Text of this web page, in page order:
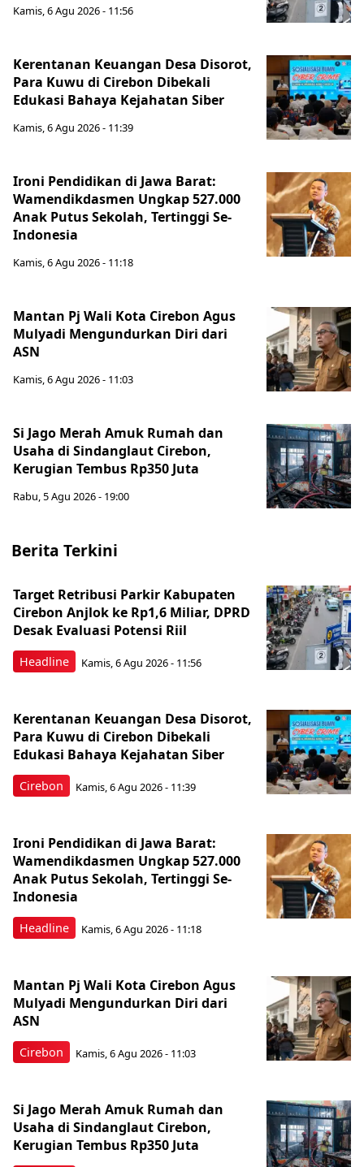
Kamis, 6 Agu 2026 - 11:56
Kerentanan Keuangan Desa Disorot,
Para Kuwu di Cirebon Dibekali
Edukasi Bahaya Kejahatan Siber
Kamis, 6 Agu 2026 - 11:39
Ironi Pendidikan di Jawa Barat:
Wamendikdasmen Ungkap 527.000
Anak Putus Sekolah, Tertinggi Se-
Indonesia
Kamis, 6 Agu 2026 - 11:18
Mantan Pj Wali Kota Cirebon Agus
Mulyadi Mengundurkan Diri dari
ASN
Kamis, 6 Agu 2026 - 11:03
Si Jago Merah Amuk Rumah dan
Usaha di Sindanglaut Cirebon,
Kerugian Tembus Rp350 Juta
Rabu, 5 Agu 2026 - 19:00
Berita Terkini
Headline
Target Retribusi Parkir Kabupaten
Cirebon Anjlok ke Rp1,6 Miliar, DPRD
Desak Evaluasi Potensi Riil
Kamis, 6 Agu 2026 - 11:56
Cirebon
Kerentanan Keuangan Desa Disorot,
Para Kuwu di Cirebon Dibekali
Edukasi Bahaya Kejahatan Siber
Kamis, 6 Agu 2026 - 11:39
Headline
Ironi Pendidikan di Jawa Barat:
Wamendikdasmen Ungkap 527.000
Anak Putus Sekolah, Tertinggi Se-
Indonesia
Kamis, 6 Agu 2026 - 11:18
Cirebon
Mantan Pj Wali Kota Cirebon Agus
Mulyadi Mengundurkan Diri dari
ASN
Kamis, 6 Agu 2026 - 11:03
Si Jago Merah Amuk Rumah dan
Usaha di Sindanglaut Cirebon,
Kerugian Tembus Rp350 Juta